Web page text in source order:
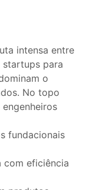
intensa entre
para
o
No topo
fundacionais
com eficiência